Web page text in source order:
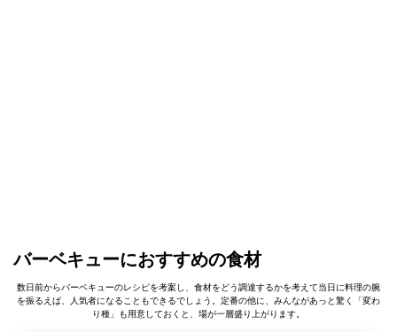
バーベキューにおすすめの食材
数日前からバーベキューのレシピを考案し、食材をどう調達するかを考えて当日に料理の腕
を振るえば、人気者になることもできるでしょう。定番の他に、みんながあっと驚く「変わ
り種」も用意しておくと、場が一層盛り上がります。